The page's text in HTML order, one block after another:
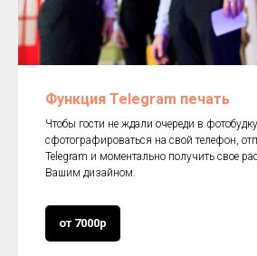
Функция Telegram печать
Чтобы гости не ждали очереди в
сфотографироваться на свой телефон,
Telegram и моментально получить свое
Вашим дизайном.
от 7000р